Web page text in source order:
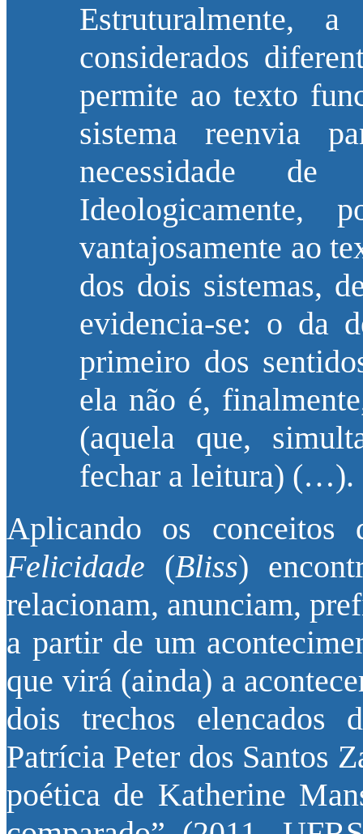
Estruturalmente,
considerados
permite ao texto
sistema reenvia
necessidade
vantajosamente ao
dos dois sistemas,
evidencia-se: o da
primeiro dos
ela não é,
(aquela que,
fechar a leitura) (…).
Aplicando os conceitos
Felicidade (Bliss)
relacionam, anunciam,
a partir de um
que virá (ainda) a
dois trechos elencados
Patrícia Peter dos Santos
poética de Katherine